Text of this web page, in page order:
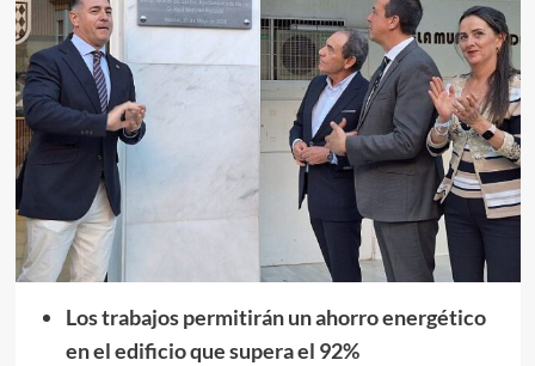
Los trabajos permitirán un ahorro energético
en el edificio que supera el 92%